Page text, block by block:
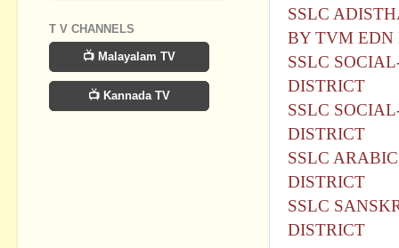
SSLC
BY TVM EDN
SSLC
DISTRICT
SSLC
DISTRICT
SSLC
DISTRICT
SSLC
DISTRICT
T V CHANNELS
📺 Malayalam TV
📺 Kannada TV